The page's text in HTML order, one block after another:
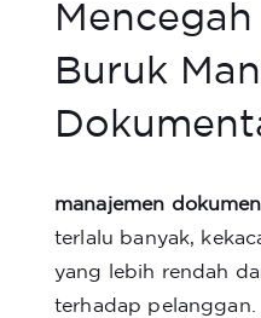
Buruk
manajemen
terlalu banyak,
yang lebih rendah
terhadap pelanggan.